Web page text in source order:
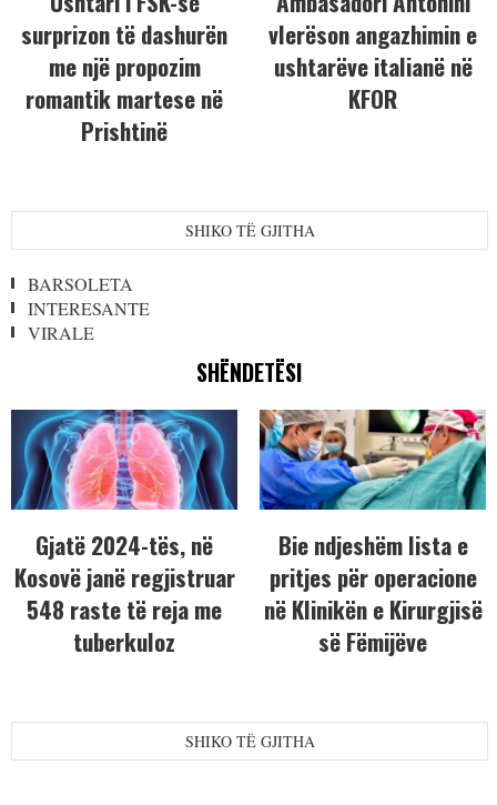
surprizon të dashurën
me një propozim
romantik martese në
Prishtinë
vlerëson angazhimin e
ushtarëve italianë në
KFOR
SHIKO TË GJITHA
BARSOLETA
INTERESANTE
VIRALE
SHËNDETËSI
Gjatë 2024-tës, në
Kosovë janë regjistruar
548 raste të reja me
tuberkuloz
Bie ndjeshëm lista e
pritjes për operacione
në Klinikën e Kirurgjisë
së Fëmijëve
SHIKO TË GJITHA